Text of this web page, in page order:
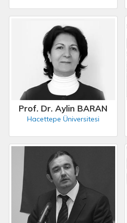
Prof. Dr. Aylin BARAN
Hacettepe Üniversitesi